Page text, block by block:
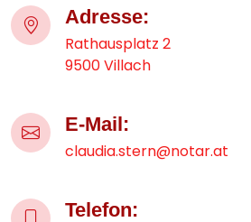
Adresse:
Rathausplatz 2
9500 Villach
E-Mail:
claudia.stern@notar.at
Telefon: